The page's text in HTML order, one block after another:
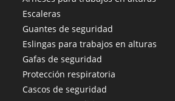
en
una
nueva
pestaña
una
nueva
pestaña
una
nueva
pestaña
nueva
Escaleras
Guantes de seguridad
Eslingas para trabajos en alturas
Gafas de seguridad
Protección respiratoria
Cascos de seguridad